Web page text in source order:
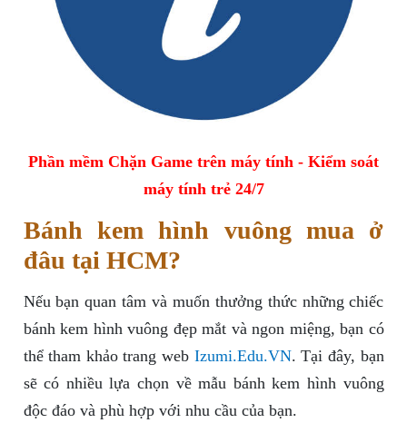
Phần mềm Chặn Game trên máy tính - Kiểm soát
máy tính trẻ 24/7
Bánh kem hình vuông mua ở
đâu tại HCM?
Nếu bạn quan tâm và muốn thưởng thức những chiếc
bánh kem hình vuông đẹp mắt và ngon miệng, bạn có
thể tham khảo trang web Izumi.Edu.VN. Tại đây, bạn
sẽ có nhiều lựa chọn về mẫu bánh kem hình vuông
độc đáo và phù hợp với nhu cầu của bạn.